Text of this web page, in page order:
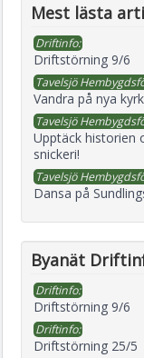
Mest lästa
Driftinfo:
Driftstörning 9/6
Tavelsjö
Vandra på nya
Tavelsjö
Upptäck historien
snickeri!
Tavelsjö
Dansa på
Byanät
Driftinfo:
Driftstörning 9/6
Driftinfo:
Driftstörning 25/5